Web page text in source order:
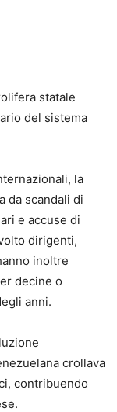
statale
del sistema
la
da scandali di
e accuse di
dirigenti,
inoltre
decine o
anni.
crollava
contribuendo